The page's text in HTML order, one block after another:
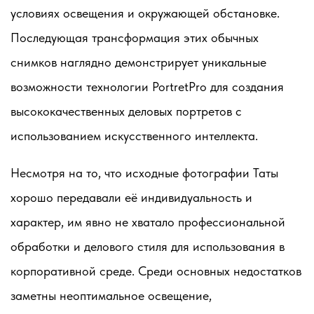
условиях освещения и окружающей обстановке.
Последующая трансформация этих обычных
снимков наглядно демонстрирует уникальные
возможности технологии PortretPro для создания
высококачественных деловых портретов с
использованием искусственного интеллекта.
Несмотря на то, что исходные фотографии Таты
хорошо передавали её индивидуальность и
характер, им явно не хватало профессиональной
обработки и делового стиля для использования в
корпоративной среде. Среди основных недостатков
заметны неоптимальное освещение,